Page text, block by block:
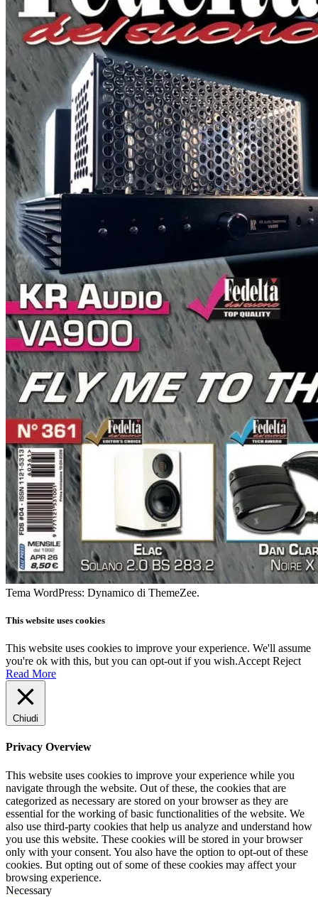
Tema WordPress: Dynamico di ThemeZee.
This website uses cookies
This website uses cookies to improve your experience. We'll assume
you're ok with this, but you can opt-out if you wish.Accept Reject
Read More
Chiudi
Privacy Overview
This website uses cookies to improve your experience while you
navigate through the website. Out of these, the cookies that are
categorized as necessary are stored on your browser as they are
essential for the working of basic functionalities of the website. We
also use third-party cookies that help us analyze and understand how
you use this website. These cookies will be stored in your browser
only with your consent. You also have the option to opt-out of these
cookies. But opting out of some of these cookies may affect your
browsing experience.
Necessary